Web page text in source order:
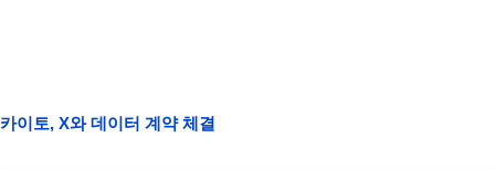
카이토, X와 데이터 계약 체결